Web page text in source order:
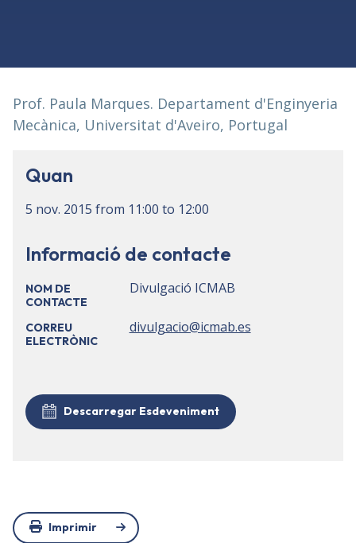
Prof. Paula Marques. Departament d'Enginyeria
Mecànica, Universitat d'Aveiro, Portugal
Quan
5 nov. 2015 from 11:00 to 12:00
Informació de contacte
NOM DE
CONTACTE
Divulgació ICMAB
CORREU
ELECTRÒNIC
divulgacio@icmab.es
Descarregar Esdeveniment
Imprimir